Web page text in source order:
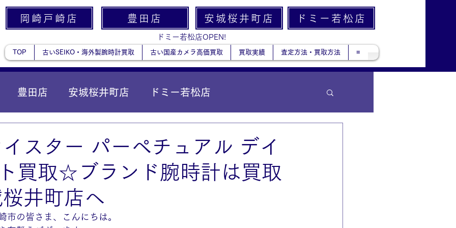
岡崎戸崎店 豊田店 安城桜井町店 ドミー若松店
ドミー若松店OPEN!
TOP 古いSEIKO・海外製腕時計買取 古い国産カメラ高価買取 買取実績 査定方法・買取方法 ≡
豊田店 安城桜井町店 ドミー若松店
スター パーペチュアル デイ
買取☆ブランド腕時計は買取
井町店へ
市の皆さま、こんにちは。